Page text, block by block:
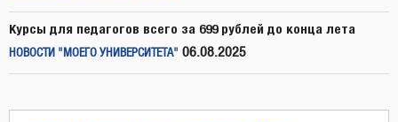
Курсы для педагогов всего за 699 рублей до конца лета
НОВОСТИ "МОЕГО УНИВЕРСИТЕТА" 06.08.2025